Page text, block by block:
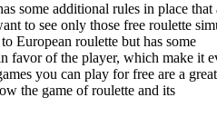
some additional rules in place
to see only those free roulette
European roulette but has some
favor of the player, which make it
you can play for free are a great
the game of roulette and its